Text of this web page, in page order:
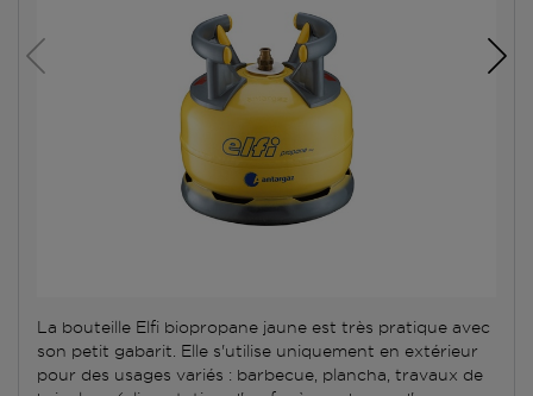
La bouteille Elfi biopropane jaune est très pratique avec
son petit gabarit. Elle s'utilise uniquement en extérieur
pour des usages variés : barbecue, plancha, travaux de